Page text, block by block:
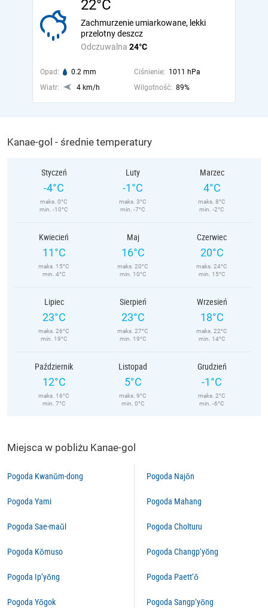
22°C
Odczuwalna 24°C
Zachmurzenie umiarkowane, lekki
przelotny deszcz
Opad: 0.2 mm Ciśnienie: 1011 hPa
Wiatr:
4 km/h Wilgotność: 89%
Kanae-gol - średnie temperatury
Styczeń
-4°C
maks. 0°C
min. -10°C
Luty
-1°C
maks. 3°C
min. -7°C
Marzec
4°C
maks. 8°C
min. -2°C
Kwiecień
11°C
maks. 15°C
min. 4°C
Maj
16°C
maks. 20°C
min. 10°C
Czerwiec
20°C
maks. 24°C
min. 15°C
Lipiec
23°C
maks. 26°C
min. 19°C
Sierpień
23°C
maks. 27°C
min. 19°C
Wrzesień
18°C
maks. 22°C
min. 14°C
Październik
12°C
maks. 16°C
min. 7°C
Listopad
5°C
maks. 9°C
min. 0°C
Grudzień
-1°C
maks. 2°C
min. -6°C
Miejsca w pobliżu Kanae-gol
Pogoda Kwanŭm-dong
Pogoda Yami
Pogoda Sae-maŭl
Pogoda Kŏmuso
Pogoda Ip’yŏng
Pogoda Yŏgok
Pogoda Najŏn
Pogoda Mahang
Pogoda Cholturu
Pogoda Changp’yŏng
Pogoda Paett’ŏ
Pogoda Sangp’yŏng